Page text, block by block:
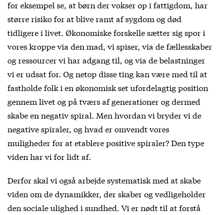
for eksempel se, at børn der vokser op i fattigdom, har
større risiko for at blive ramt af sygdom og død
tidligere i livet. Økonomiske forskelle sætter sig spor i
vores kroppe via den mad, vi spiser, via de fællesskaber
og ressourcer vi har adgang til, og via de belastninger
vi er udsat for. Og netop disse ting kan være med til at
fastholde folk i en økonomisk set ufordelagtig position
gennem livet og på tværs af generationer og dermed
skabe en negativ spiral. Men hvordan vi bryder vi de
negative spiraler, og hvad er omvendt vores
muligheder for at etablere positive spiraler? Den type
viden har vi for lidt af.
Derfor skal vi også arbejde systematisk med at skabe
viden om de dynamikker, der skaber og vedligeholder
den sociale ulighed i sundhed. Vi er nødt til at forstå